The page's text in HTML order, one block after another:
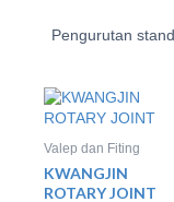
Valep dan Fiting
KWANGJIN
ROTARY JOINT